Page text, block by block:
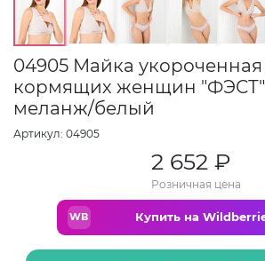
04905 Майка укороченная
кормящих женщин
меланж/белый
Артикул: 04905
2 652 ₽
Розничная цена
WB Купить на